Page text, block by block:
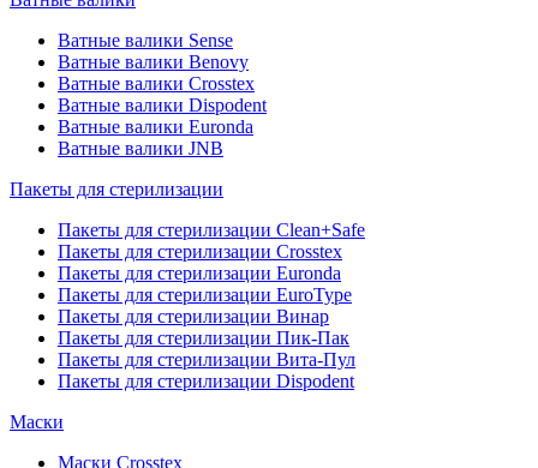
Ватные валики Sense
Ватные валики Benovy
Ватные валики Crosstex
Ватные валики Dispodent
Ватные валики Euronda
Ватные валики JNB
Пакеты для стерилизации
Пакеты для стерилизации Clean+Safe
Пакеты для стерилизации Crosstex
Пакеты для стерилизации Euronda
Пакеты для стерилизации EuroType
Пакеты для стерилизации Винар
Пакеты для стерилизации Пик-Пак
Пакеты для стерилизации Вита-Пул
Пакеты для стерилизации Dispodent
Маски
Маски Crosstex